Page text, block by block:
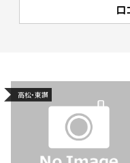
高松・東讃